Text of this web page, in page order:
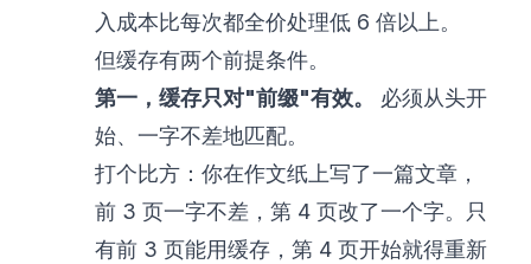
入成本比每次都全价处理低 6 倍以上。
但缓存有两个前提条件。
第一，缓存只对"前缀"有效。
必须从头开
始、一字不差地匹配。
打个比方：你在作文纸上写了一篇文章，
前 3 页一字不差，第 4 页改了一个字。只
有前 3 页能用缓存，第 4 页开始就得重新